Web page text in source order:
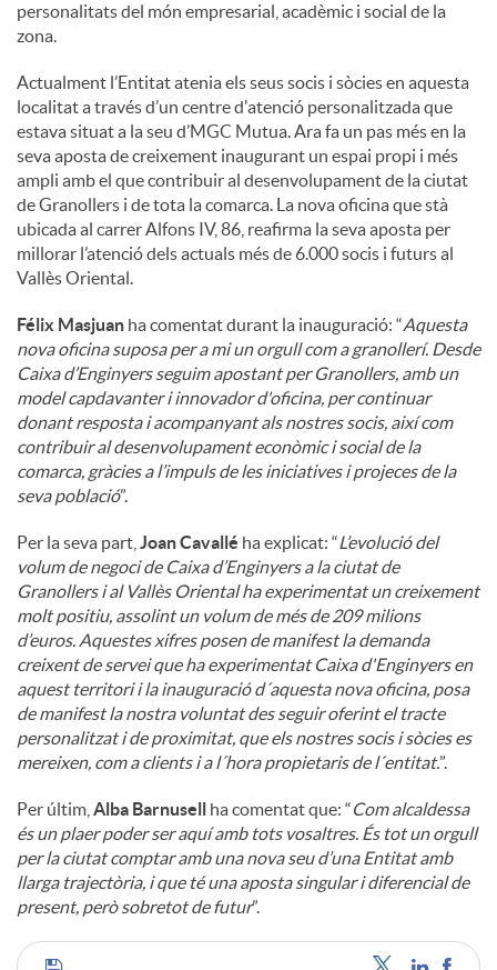
personalitats del món empresarial, acadèmic i social de la
zona.
Actualment l’Entitat atenia els seus socis i sòcies en aquesta
localitat a través d’un centre d'atenció personalitzada que
estava situat a la seu d’MGC Mutua. Ara fa un pas més en la
seva aposta de creixement inaugurant un espai propi i més
ampli amb el que contribuir al desenvolupament de la ciutat
de Granollers i de tota la comarca. La nova oficina que stà
ubicada al carrer Alfons IV, 86, reafirma la seva aposta per
millorar l’atenció dels actuals més de 6.000 socis i futurs al
Vallès Oriental.
Félix Masjuan ha comentat durant la inauguració: “Aquesta
nova oficina suposa per a mi un orgull com a granollerí. Desde
Caixa d’Enginyers seguim apostant per Granollers, amb un
model capdavanter i innovador d'oficina, per continuar
donant resposta i acompanyant als nostres socis, així com
contribuir al desenvolupament econòmic i social de la
comarca, gràcies a l’impuls de les iniciatives i projeces de la
seva població”.
Per la seva part, Joan Cavallé ha explicat: “L’evolució del
volum de negoci de Caixa d’Enginyers a la ciutat de
Granollers i al Vallès Oriental ha experimentat un creixement
molt positiu, assolint un volum de més de 209 milions
d’euros. Aquestes xifres posen de manifest la demanda
creixent de servei que ha experimentat Caixa d'Enginyers en
aquest territori i la inauguració d´aquesta nova oficina, posa
de manifest la nostra voluntat des seguir oferint el tracte
personalitzat i de proximitat, que els nostres socis i sòcies es
mereixen, com a clients i a l´hora propietaris de l´entitat.”.
Per últim, Alba Barnusell ha comentat que: “Com alcaldessa
és un plaer poder ser aquí amb tots vosaltres. És tot un orgull
per la ciutat comptar amb una nova seu d’una Entitat amb
llarga trajectòria, i que té una aposta singular i diferencial de
present, però sobretot de futur”.